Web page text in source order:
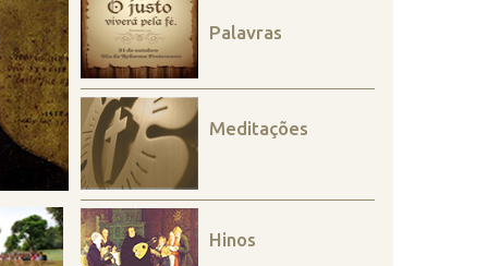
Palavras
Meditações
Hinos